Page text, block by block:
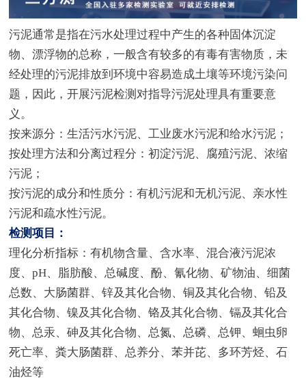
污泥通常是指在污水处理过程中产生的各种固体沉淀
物、漂浮物的总称，一般含有较多的有毒有害物质，未
经处理的污泥排放到环境中容易造成土壤等环境污染问
题，因此，开展污泥检测对指导污泥处理具有重要意
义。
按来源分：生活污水污泥、工业废水污泥和给水污泥；
按处理方法和分离过程分：初淀污泥、腐殖污泥、浓缩
污泥；
按污泥的成分和性质分：有机污泥和无机污泥、亲水性
污泥和疏水性污泥。
检测项目：
理化分析指标：有机物含量、含水率、混合液污泥浓
度、pH、脂肪酸、总碱度、酚、氰化物、矿物油、细菌
总数、大肠菌群、锌及其化合物、铜及其化合物、铅及
其化合物、镍及其化合物、铬及其化合物、镉及其化合
物、总汞、砷及其化合物、总氮、总磷、总钾、蛔虫卵
死亡率、粪大肠菌群、总养分、苯并芘、多环芳烃、石
油烃等